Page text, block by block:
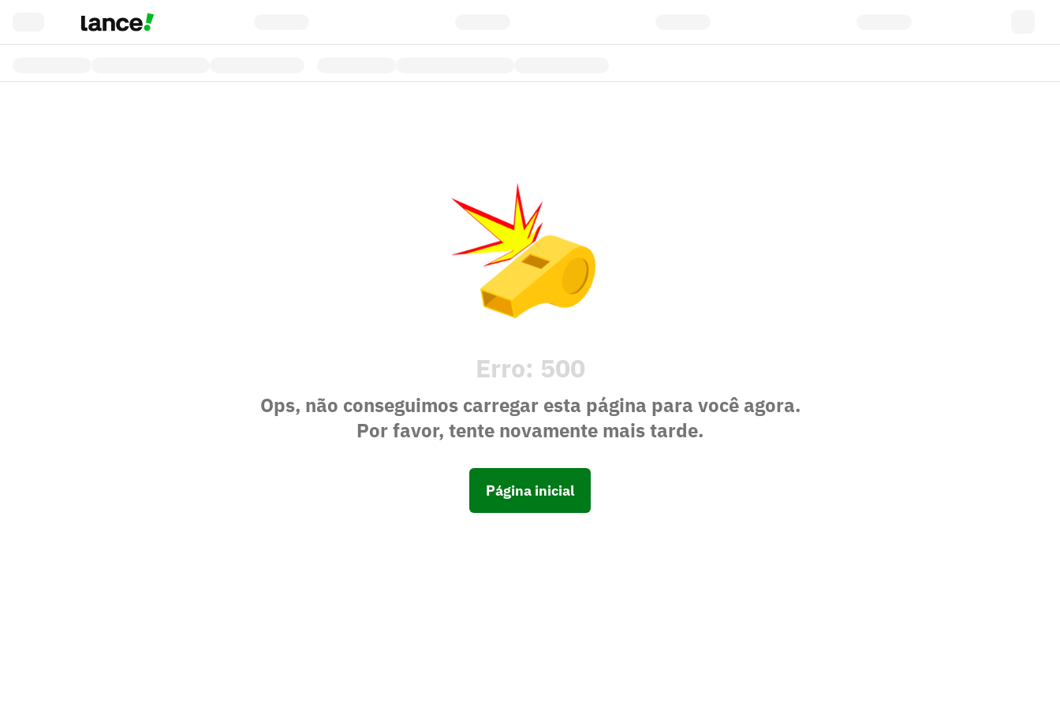
Erro: 500
Ops, não conseguimos carregar esta página para você agora.
Por favor, tente novamente mais tarde.
Página inicial